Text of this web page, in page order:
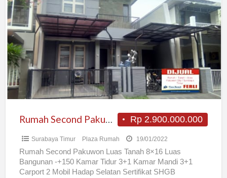
Second
Pakuwon
Rp 2.900.000.000
Rumah Second Pakuwon
Surabaya Timur Plaza Rumah 19/01/2022
Rumah Second Pakuwon Luas Tanah 8×16 Luas
Bangunan -+150 Kamar Tidur 3+1 Kamar Mandi 3+1
Carport 2 Mobil Hadap Selatan Sertifikat SHGB